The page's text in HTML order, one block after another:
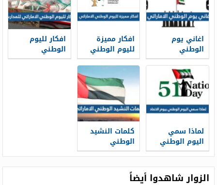
اغاني يوم
الوطني
الاماراتي
مكتوبة 2026
افكار مميزة
لليوم الوطني
الاماراتي 55
افكار لليوم
الوطني
الاماراتي 2025
لماذا سمي
اليوم الوطني
بيوم الاتحاد
كلمات النشيد
الوطني
الاماراتي
الزوار شاهدوا أيضاً